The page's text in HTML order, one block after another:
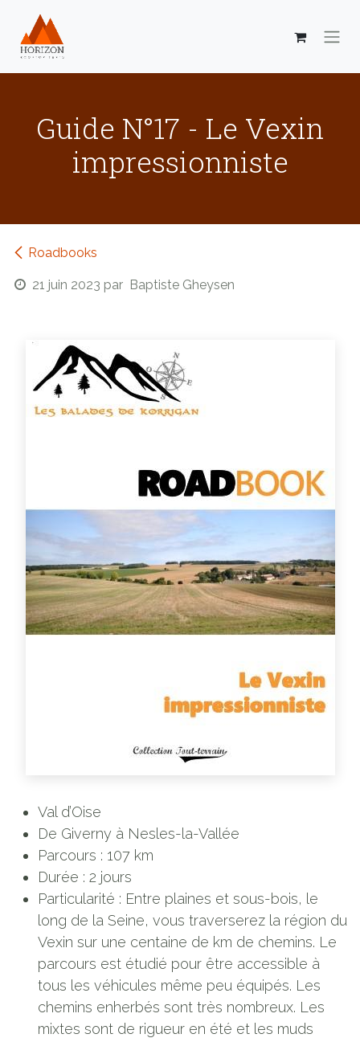
Guide N°17 - Le Vexin
impressionniste
Roadbooks
21 juin 2023 par Baptiste Gheysen
Val d’Oise
De Giverny à Nesles-la-Vallée
Parcours : 107 km
Durée : 2 jours
Particularité : Entre plaines et sous-bois, le
long de la Seine, vous traverserez la région du
Vexin sur une centaine de km de chemins. Le
parcours est étudié pour être accessible à
tous les véhicules même peu équipés. Les
chemins enherbés sont très nombreux. Les
mixtes sont de rigueur en été et les muds